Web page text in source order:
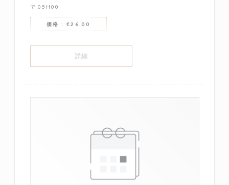
で 05H00
価格 : €26.00
詳細